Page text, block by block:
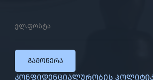
გამოწერა
კონფიდენციალურობის